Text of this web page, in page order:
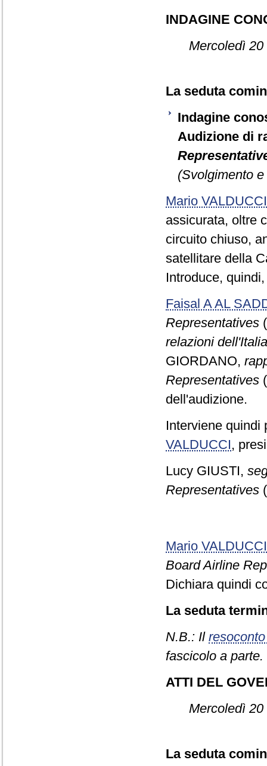
INDAGINE
Mercoledì
La seduta
Indagine
Audizione di
(Svolgimento
Mario VALDUCCI
assicurata, oltre
circuito chiuso,
satellitare della
Introduce,
Faisal A AL
Representatives
relazioni
GIORDANO,
Representatives
dell'audizione.
Interviene quindi
VALDUCCI,
Lucy GIUSTI,
Representatives
Mario VALDUCCI
Board Airline
Dichiara quindi
La seduta
N.B.: Il
fascicolo a parte.
ATTI DEL
Mercoledì
La seduta